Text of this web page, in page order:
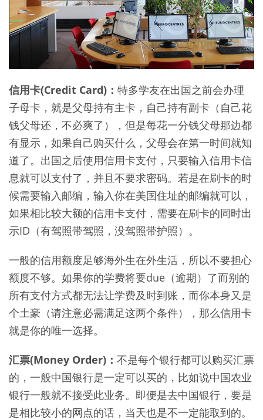
信用卡(Credit Card)： 特多学友在出国之前会办理
子母卡，就是父母持有主卡，自己持有副卡（自己花
钱父母还，不必爽了），但是每花一分钱父母那边都
有显示，如果自己购买什么，父母会在第一时间就知
道了。出国之后使用信用卡支付，只要输入信用卡信
息就可以支付了，并且不要求密码。若是在刷卡的时
候需要输入邮编，输入你在美国住址的邮编就可以，
如果相比较大额的信用卡支付，需要在刷卡的同时出
示ID（有驾照带驾照，没驾照带护照）。
一般的信用额度足够海外生在外生活，所以不要担心
额度不够。如果你的学费将要due（逾期）了而别的
所有支付方式都无法让学费及时到账，而你本身又是
个土豪（请注意必需满足这两个条件），那么信用卡
就是你的唯一选择。
汇票(Money Order)： 不是每个银行都可以购买汇票
的，一般中国银行是一定可以买的，比如说中国农业
银行一般就不接受此业务。即便是去中国银行，要是
是相比较小的网点的话，当天也是不一定能取到的。